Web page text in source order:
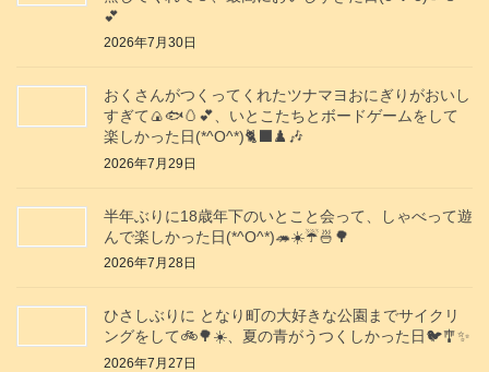
💕
2026年7月30日
おくさんがつくってくれたツナマヨおにぎりがおいし
すぎて🍙🐟️🥚💕、いとこたちとボードゲームをして
楽しかった日(*^O^*)🐈‍⬛♟️🎶
2026年7月29日
半年ぶりに18歳年下のいとこと会って、しゃべって遊
んで楽しかった日(*^O^*)🦔☀️☔🍜🌳
2026年7月28日
ひさしぶりに となり町の大好きな公園までサイクリ
ングをして🚲️🌳☀️、夏の青がうつくしかった日🐦️🎐✨️
2026年7月27日